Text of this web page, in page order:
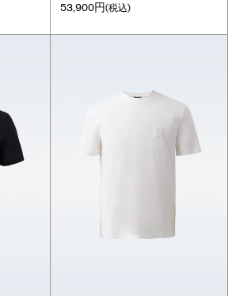
53,900円(税込)